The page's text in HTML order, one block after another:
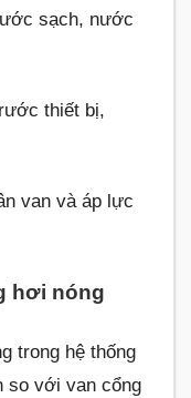
sạch, nước
thiết bị,
van và áp lực
hơi nóng
trong hệ thống
so với van cổng